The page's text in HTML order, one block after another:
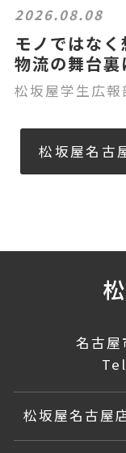
2026.08.08
モノではな
物流の舞台裏
松坂屋学生広報
松坂屋名古
名古屋
松坂屋名古屋